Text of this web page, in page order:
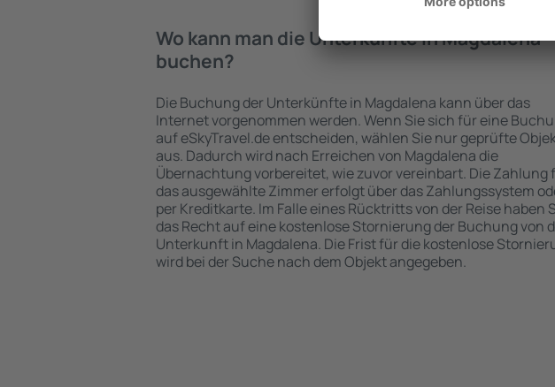
Wo kann man die Unterkünfte in Magdalena
buchen?
Die Buchung der Unterkünfte in Magdalena kann über das
Internet vorgenommen werden. Wenn Sie sich für eine
auf eSkyTravel.de entscheiden, wählen Sie nur geprüfte
aus. Dadurch wird nach Erreichen von Magdalena die
Übernachtung vorbereitet, wie zuvor vereinbart. Die Zahlung
das ausgewählte Zimmer erfolgt über das Zahlungssystem
per Kreditkarte. Im Falle eines Rücktritts von der Reise haben
das Recht auf eine kostenlose Stornierung der Buchung von
Unterkunft in Magdalena. Die Frist für die kostenlose
wird bei der Suche nach dem Objekt angegeben.